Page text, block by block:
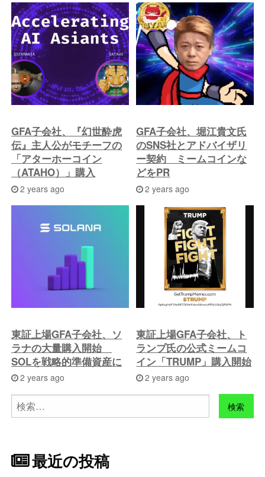
GFA子会社、『幻世酔虎
伝』主人公がモチーフの
「アターホーコイン
（ATAHO）」購入
2 years ago
GFA子会社、堀江貴文氏
のSNS社とアドバイザリ
ー契約 ミームコインな
どをPR
2 years ago
東証上場GFA子会社、ソ
ラナの大量購入開始
SOLを戦略的準備資産に
2 years ago
東証上場GFA子会社、ト
ランプ氏の公式ミームコ
イン「TRUMP」購入開始
2 years ago
検
索:
最近の投稿